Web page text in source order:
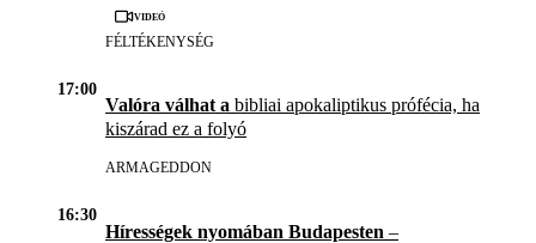
Videó
FÉLTÉKENYSÉG
17:00
Valóra válhat a bibliai apokaliptikus prófécia, ha
kiszárad ez a folyó
ARMAGEDDON
16:30
Hírességek nyomában Budapesten –